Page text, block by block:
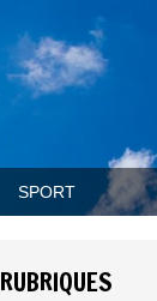
SPORT
RUBRIQUES